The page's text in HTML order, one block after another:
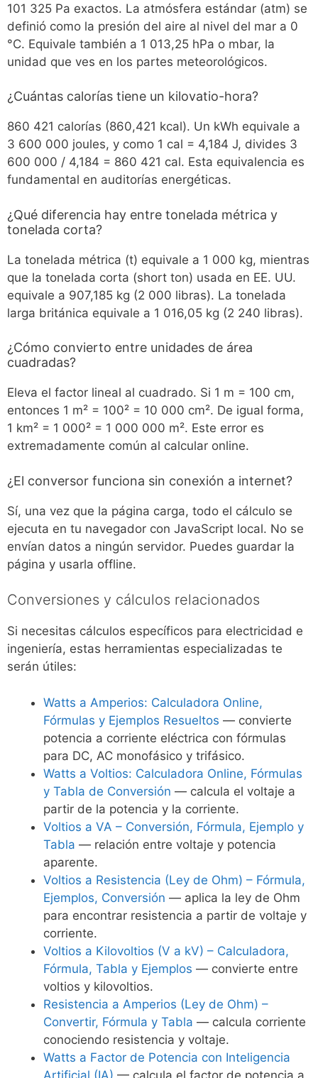
101 325 Pa exactos. La atmósfera estándar (atm) se
definió como la presión del aire al nivel del mar a 0
°C. Equivale también a 1 013,25 hPa o mbar, la
unidad que ves en los partes meteorológicos.
¿Cuántas calorías tiene un kilovatio-hora?
860 421 calorías (860,421 kcal). Un kWh equivale a
3 600 000 joules, y como 1 cal = 4,184 J, divides 3
600 000 / 4,184 = 860 421 cal. Esta equivalencia es
fundamental en auditorías energéticas.
¿Qué diferencia hay entre tonelada métrica y
tonelada corta?
La tonelada métrica (t) equivale a 1 000 kg, mientras
que la tonelada corta (short ton) usada en EE. UU.
equivale a 907,185 kg (2 000 libras). La tonelada
larga británica equivale a 1 016,05 kg (2 240 libras).
¿Cómo convierto entre unidades de área
cuadradas?
Eleva el factor lineal al cuadrado. Si 1 m = 100 cm,
entonces 1 m² = 100² = 10 000 cm². De igual forma,
1 km² = 1 000² = 1 000 000 m². Este error es
extremadamente común al calcular online.
¿El conversor funciona sin conexión a internet?
Sí, una vez que la página carga, todo el cálculo se
ejecuta en tu navegador con JavaScript local. No se
envían datos a ningún servidor. Puedes guardar la
página y usarla offline.
Conversiones y cálculos relacionados
Si necesitas cálculos específicos para electricidad e
ingeniería, estas herramientas especializadas te
serán útiles:
Watts a Amperios: Calculadora Online,
Fórmulas y Ejemplos Resueltos — convierte
potencia a corriente eléctrica con fórmulas
para DC, AC monofásico y trifásico.
Watts a Voltios: Calculadora Online, Fórmulas
y Tabla de Conversión — calcula el voltaje a
partir de la potencia y la corriente.
Voltios a VA – Conversión, Fórmula, Ejemplo y
Tabla — relación entre voltaje y potencia
aparente.
Voltios a Resistencia (Ley de Ohm) – Fórmula,
Ejemplos, Conversión — aplica la ley de Ohm
para encontrar resistencia a partir de voltaje y
corriente.
Voltios a Kilovoltios (V a kV) – Calculadora,
Fórmula, Tabla y Ejemplos — convierte entre
voltios y kilovoltios.
Resistencia a Amperios (Ley de Ohm) –
Convertir, Fórmula y Tabla — calcula corriente
conociendo resistencia y voltaje.
Watts a Factor de Potencia con Inteligencia
Artificial (IA) — calcula el factor de potencia a